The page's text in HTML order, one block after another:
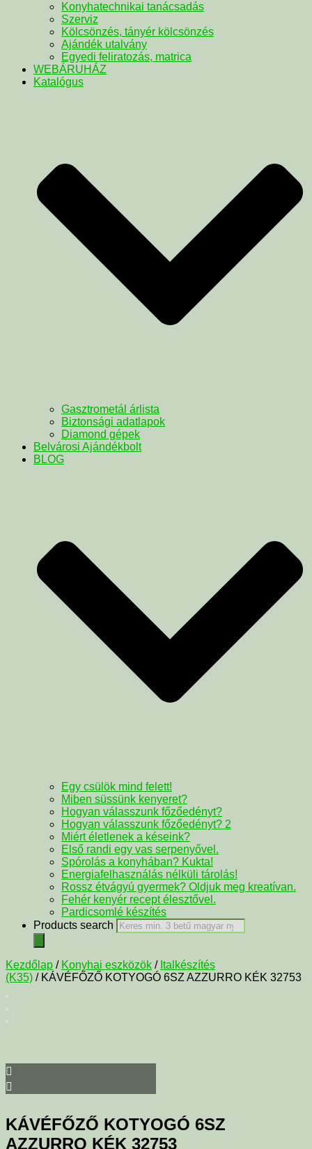
Konyhatechnikai tanácsadás
Szerviz
Kölcsönzés, tányér kölcsönzés
Ajándék utalvány
Egyedi feliratozás, matrica
WEBÁRUHÁZ
Katalógus
Gasztrometál árlista
Biztonsági adatlapok
Diamond gépek
Belvárosi Ajándékbolt
BLOG
Egy csülök mind felett!
Miben süssünk kenyeret?
Hogyan válasszunk főzőedényt?
Hogyan válasszunk főzőedényt? 2
Miért életlenek a késeink?
Első randi egy vas serpenyővel.
Spórolás a konyhában? Kukta!
Energiafelhasználás nélküli tárolás!
Rossz étvágyú gyermek? Oldjuk meg kreatívan.
Fehér kenyér recept élesztővel.
Pardicsomlé készítés
Products search
Kezdőlap / Konyhai eszközök / Italkészítés
(K35) / KÁVÉFŐZŐ KOTYOGÓ 6SZ AZZURRO KÉK 32753
KÁVÉFŐZŐ KOTYOGÓ 6SZ
AZZURRO KÉK 32753